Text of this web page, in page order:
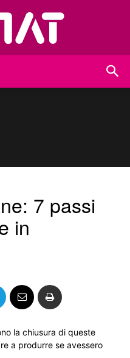
7 passi
in
la chiusura di queste
a produrre se avessero